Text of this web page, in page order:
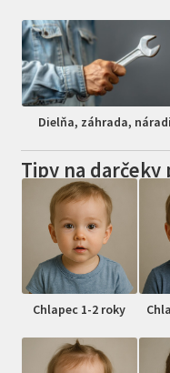
Dielňa, záhrada,
Tipy na darčeky
Chlapec 1-2 roky